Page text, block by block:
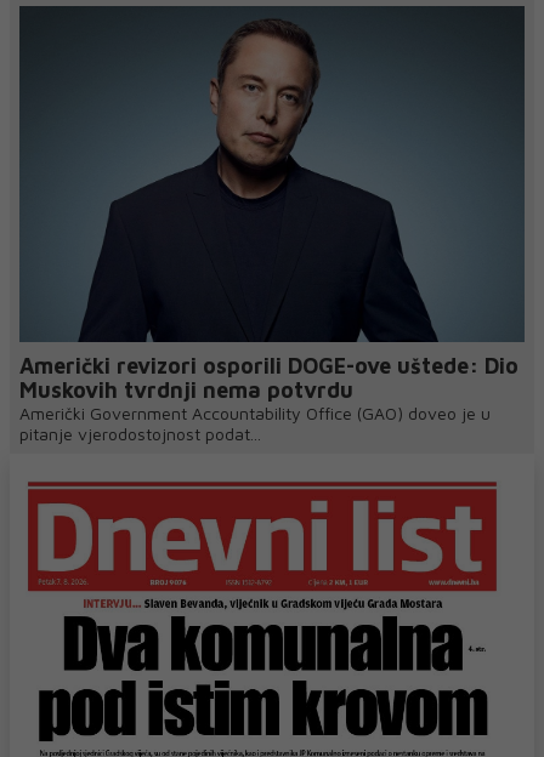
Američki revizori osporili DOGE-ove uštede: Dio
Muskovih tvrdnji nema potvrdu
Američki Government Accountability Office (GAO) doveo je u
pitanje vjerodostojnost podat...